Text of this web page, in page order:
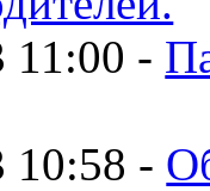
11:00 -
10:58 -